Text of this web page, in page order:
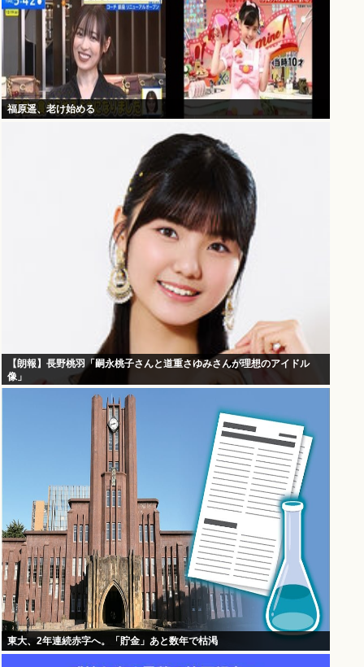
福原遥、老け始める
【朗報】長野桃羽「嗣永桃子さんと道重さゆみさんが理想のアイドル
像」
東大、2年連続赤字へ。「貯金」あと数年で枯渇